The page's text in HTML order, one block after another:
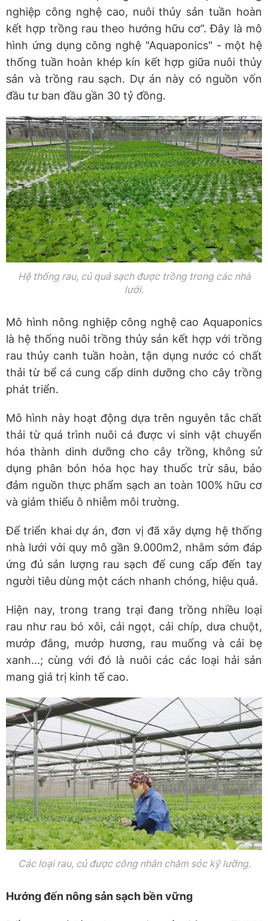
nghiệp công nghệ cao, nuôi thủy sản tuần hoàn
kết hợp trồng rau theo hướng hữu cơ”. Đây là mô
hình ứng dụng công nghệ "Aquaponics" - một hệ
thống tuần hoàn khép kín kết hợp giữa nuôi thủy
sản và trồng rau sạch. Dự án này có nguồn vốn
đầu tư ban đầu gần 30 tỷ đồng.
Hệ thống rau, củ quả sạch được trồng trong các nhà
lưới.
Mô hình nông nghiệp công nghệ cao Aquaponics
là hệ thống nuôi trồng thủy sản kết hợp với trồng
rau thủy canh tuần hoàn, tận dụng nước có chất
thải từ bể cá cung cấp dinh dưỡng cho cây trồng
phát triển.
Mô hình này hoạt động dựa trên nguyên tắc chất
thải từ quá trình nuôi cá được vi sinh vật chuyển
hóa thành dinh dưỡng cho cây trồng, không sử
dụng phân bón hóa học hay thuốc trừ sâu, bảo
đảm nguồn thực phẩm sạch an toàn 100% hữu cơ
và giảm thiểu ô nhiễm môi trường.
Để triển khai dự án, đơn vị đã xây dựng hệ thống
nhà lưới với quy mô gần 9.000m2, nhằm sớm đáp
ứng đủ sản lượng rau sạch để cung cấp đến tay
người tiêu dùng một cách nhanh chóng, hiệu quả.
Hiện nay, trong trang trại đang trồng nhiều loại
rau như rau bó xôi, cải ngọt, cải chíp, dưa chuột,
mướp đắng, mướp hương, rau muống và cải bẹ
xanh...; cùng với đó là nuôi các các loại hải sản
mang giá trị kinh tế cao.
Các loại rau, củ được công nhân chăm sóc kỹ lưỡng.
Hướng đến nông sản sạch bền vững